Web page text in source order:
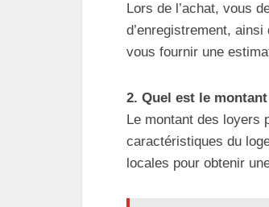
Lors de l’achat, vous
d’enregistrement,
vous fournir une
2. Quel est le
Le montant des loyers
caractéristiques du
locales pour obtenir